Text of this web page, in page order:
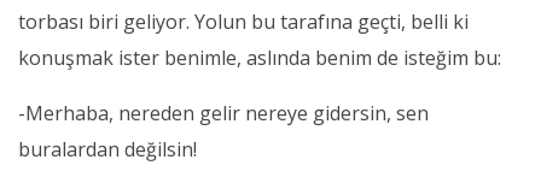
torbası biri geliyor. Yolun bu tarafına geçti, belli ki
konuşmak ister benimle, aslında benim de isteğim bu:
-Merhaba, nereden gelir nereye gidersin, sen
buralardan değilsin!